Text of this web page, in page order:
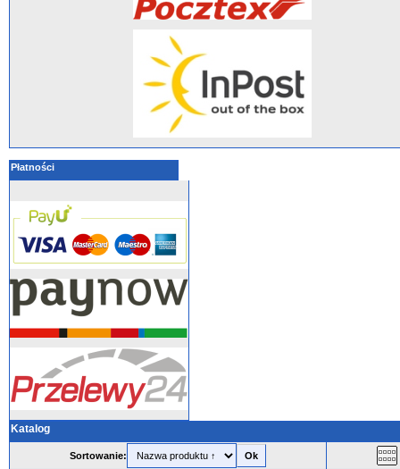
Płatności
Katalog
Sortowanie: